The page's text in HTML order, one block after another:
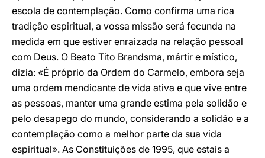
escola de contemplação. Como confirma uma rica
tradição espiritual, a vossa missão será fecunda na
medida em que estiver enraizada na relação pessoal
com Deus. O Beato Tito Brandsma, mártir e místico,
dizia: «É próprio da Ordem do Carmelo, embora seja
uma ordem mendicante de vida ativa e que vive entre
as pessoas, manter uma grande estima pela solidão e
pelo desapego do mundo, considerando a solidão e a
contemplação como a melhor parte da sua vida
espiritual». As Constituições de 1995, que estais a